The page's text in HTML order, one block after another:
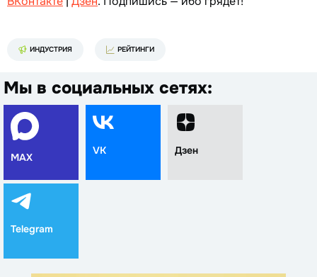
ИНДУСТРИЯ РЕЙТИНГИ
Мы в социальных сетях:
MAX
VK Дзен
Telegram